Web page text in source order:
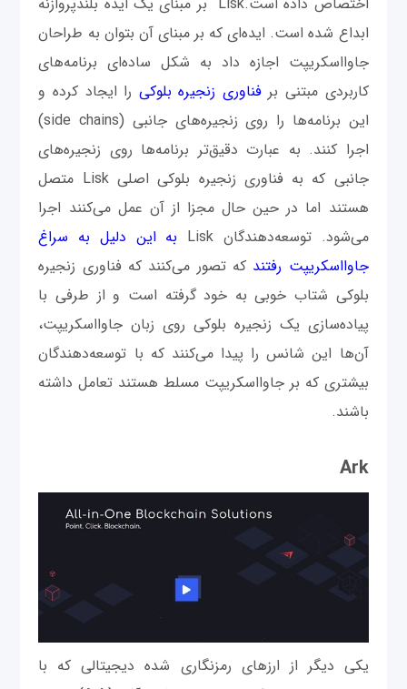
ابداع شده است. ایده‌ای که بر مبنای آن بتوان به طراحان
جاوااسکریپت اجازه داد به شکل ساده‌ای برنامه‌های
کاربردی مبتنی برفناوری زنجیره بلوکی را ایجاد کرده و
این برنامه‌ها را روی زنجیره‌های جانبی (side chains)
اجرا کنند. به عبارت دقیق‌تر برنامه‌ها روی زنجیره‌های
جانبی که به فناوری زنجیره بلوکی اصلی Lisk متصل
هستند اما در حین حال مجزا از آن عمل می‌کنند اجرا
می‌شود. توسعه‌دهندگان Lisk
به این دلیل به سراغ
جاوااسکریپت رفتند که تصور می‌کنند که فناوری زنجیره
بلوکی شتاب خوبی به خود گرفته است و از طرفی با
پیاده‌سازی یک زنجیره بلوکی روی زبان جاوااسکریپت،
آن‌ها این شانس را پیدا می‌کنند که با توسعه‌دهندگان
بیشتری که بر جاوااسکریپت مسلط هستند تعامل داشته
باشند.
Ark
یکی دیگر از ارزهای رمزنگاری شده دیجیتالی که با